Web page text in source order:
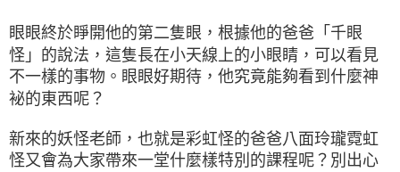
眼眼終於睜開他的第二隻眼，根據他的爸爸「千眼
怪」的說法，這隻長在小天線上的小眼睛，可以看見
不一樣的事物。眼眼好期待，他究竟能夠看到什麼神
袐的東西呢？
新來的妖怪老師，也就是彩虹怪的爸爸八面玲瓏霓虹
怪又會為大家帶來一堂什麼樣特別的課程呢？別出心